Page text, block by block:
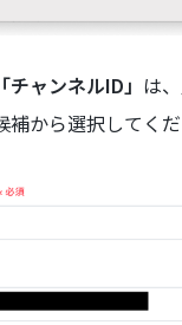
「チャンネルID」 は
から選択してくだ